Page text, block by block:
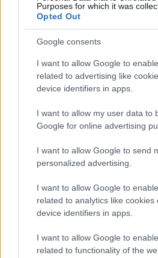
Purposes for which it was
Opted Out
Google consents
I want to allow Google to
related to advertising like
device identifiers in apps.
I want to allow my user data to
Google for online advertising
I want to allow Google to send
personalized advertising.
I want to allow Google to
related to analytics like cookies
device identifiers in apps.
I want to allow Google to
related to functionality of the
Itt állíthatod be,
keresőjében.